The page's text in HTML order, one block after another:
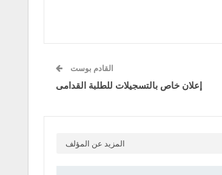
القادم بوست
إعلان خاص بالتسجيلات للطلبة القدامى
المزيد عن المؤلف